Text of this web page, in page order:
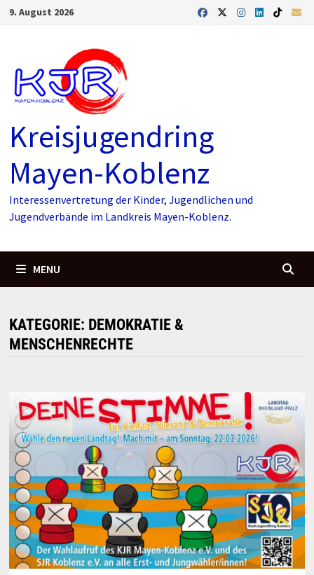
Skip9. August 2026
Kreisjugendring
Mayen-Koblenz
Interessenvertretung der Kinder, Jugendlichen und
Jugendverbände im Landkreis Mayen-Koblenz.
MENU
KATEGORIE: DEMOKRATIE &
MENSCHENRECHTE